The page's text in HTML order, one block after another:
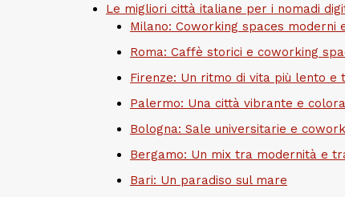
Le migliori città italiane per i nomadi
Milano: Coworking spaces moderni
Roma: Caffè storici e coworking
Firenze: Un ritmo di vita più lento e
Palermo: Una città vibrante e
Bologna: Sale universitarie e
Bergamo: Un mix tra modernità e
Bari: Un paradiso sul mare